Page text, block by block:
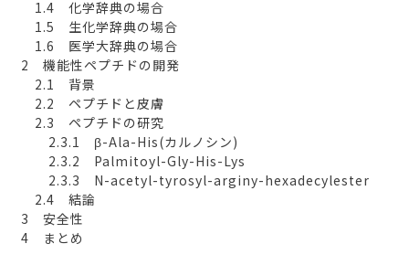
1.4 化学辞典の場合
1.5 生化学辞典の場合
1.6 医学大辞典の場合
2 機能性ペプチドの開発
2.1 背景
2.2 ペプチドと皮膚
2.3 ペプチドの研究
2.3.1 β-Ala-His(カルノシン)
2.3.2 Palmitoyl-Gly-His-Lys
2.3.3 N-acetyl-tyrosyl-arginy-hexadecylester
2.4 結論
3 安全性
4 まとめ